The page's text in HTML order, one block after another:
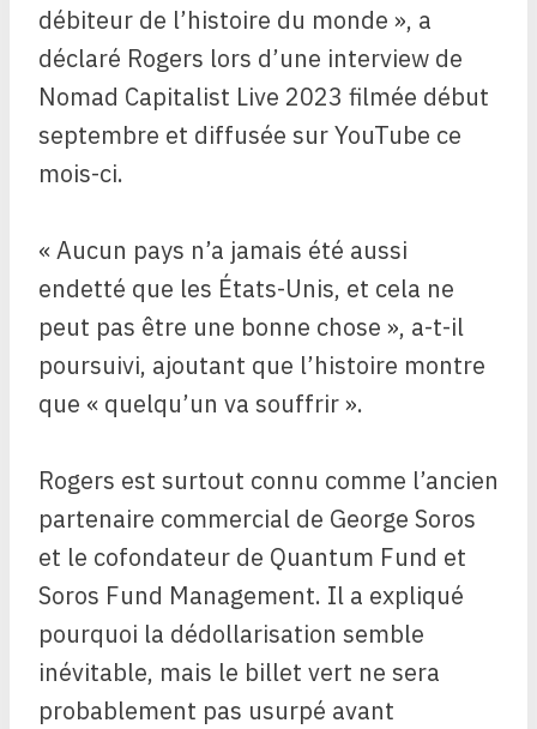
débiteur de l’histoire du monde », a
déclaré Rogers lors d’une interview de
Nomad Capitalist Live 2023 filmée début
septembre et diffusée sur YouTube ce
mois-ci.
« Aucun pays n’a jamais été aussi
endetté que les États-Unis, et cela ne
peut pas être une bonne chose », a-t-il
poursuivi, ajoutant que l’histoire montre
que « quelqu’un va souffrir ».
Rogers est surtout connu comme l’ancien
partenaire commercial de George Soros
et le cofondateur de Quantum Fund et
Soros Fund Management. Il a expliqué
pourquoi la dédollarisation semble
inévitable, mais le billet vert ne sera
probablement pas usurpé avant